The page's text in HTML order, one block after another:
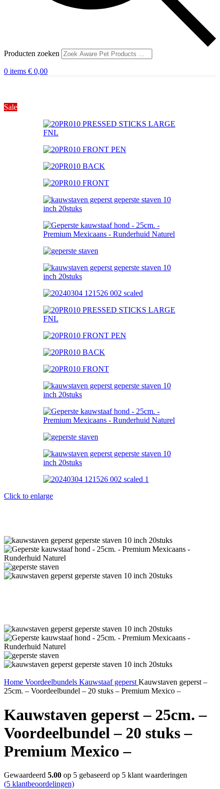
Producten zoeken
0 items € 0,00
Sale
Click to enlarge
Home Voordeelbundels Kauwstaaf geperst Kauwstaven geperst –
25cm. – Voordeelbundel – 20 stuks – Premium Mexico –
Kauwstaven geperst – 25cm. –
Voordeelbundel – 20 stuks –
Premium Mexico –
Gewaardeerd 5.00 op 5 gebaseerd op 5 klant waarderingen
(5 klantbeoordelingen)